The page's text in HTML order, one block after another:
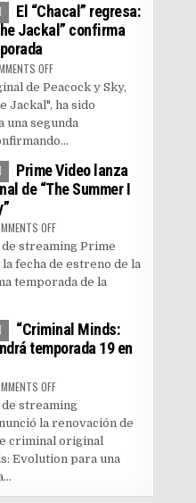
El “Chacal” regresa:
Jackal” confirma
OFFON EL “CHACAL” REGRESA:
de Peacock y Sky,
Jackal", ha sido
una segunda
Prime Video lanza
de “The Summer I
OFFON PRIME VIDEO LANZA
streaming Prime
fecha de estreno de la
temporada de la
“Criminal Minds:
temporada 19 en
OFFON “CRIMINAL MINDS:
streaming
la renovación de
criminal original
Evolution para una